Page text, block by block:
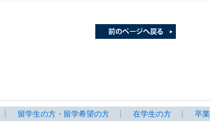
留学生の方・留学希望の方 在学生の方 卒